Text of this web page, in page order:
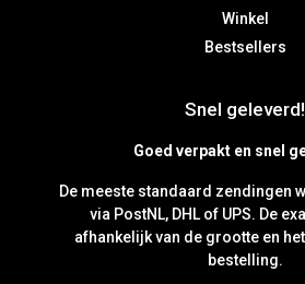
Winkel
Bestsellers
Snel geleverd!
Goed verpakt en snel
De meeste standaard zendingen
via PostNL, DHL of UPS. De
afhankelijk van de grootte en
bestelling.